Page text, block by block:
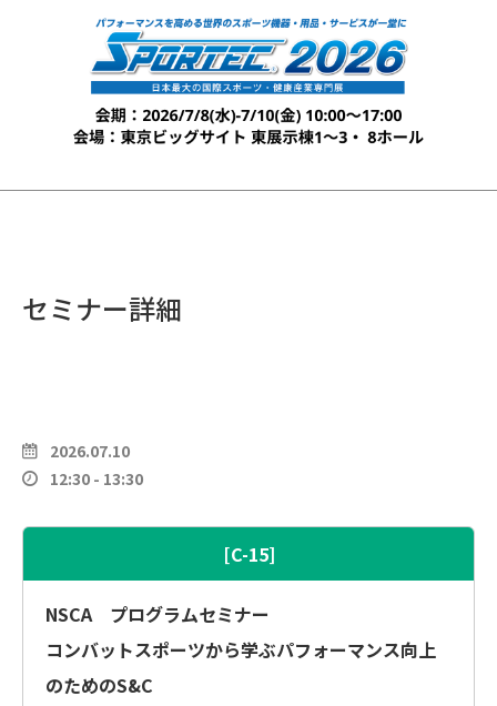
セミナー詳細
2026.07.10
12:30 - 13:30
[C-15]
NSCA プログラムセミナー
コンバットスポーツから学ぶパフォーマンス向上
のためのS&C